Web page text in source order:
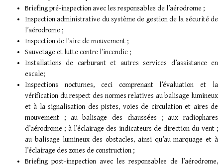
Briefing pré-inspection avec les responsables de l’aérodrome ;
Inspection administrative du système de gestion de la sécurité de
l’aérodrome ;
Inspection de l’aire de mouvement ;
Sauvetage et lutte contre l’incendie ;
Installations de carburant et autres services d’assistance en
escale;
Inspections nocturnes, ceci comprenant l’évaluation et la
vérification du respect des normes relatives au balisage lumineux
et à la signalisation des pistes, voies de circulation et aires de
mouvement ; au balisage des chaussées ; aux radiophares
d’aérodrome ; à l’éclairage des indicateurs de direction du vent ;
au balisage lumineux des obstacles, ainsi qu’au marquage et à
l’éclairage des zones de construction ;
Briefing post-inspection avec les responsables de l’aérodrome,